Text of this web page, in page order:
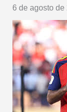
6 de agosto de